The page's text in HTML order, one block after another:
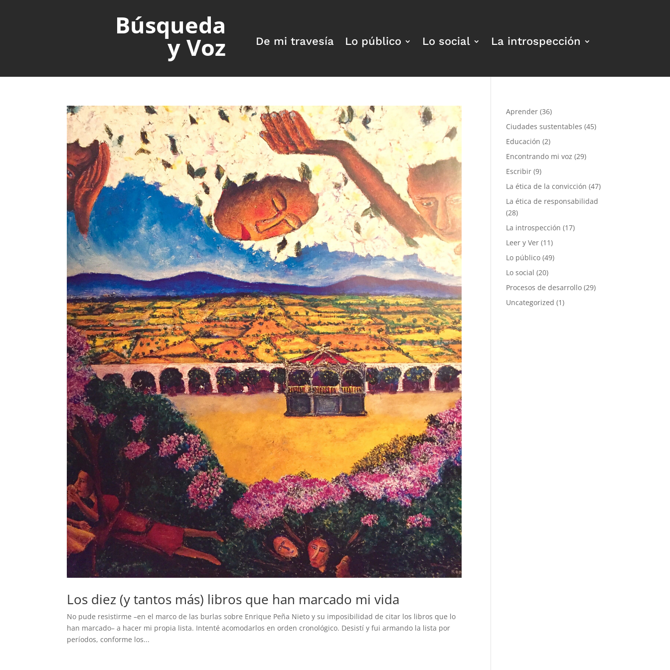
Búsqueda
y Voz De mi travesía Lo público Lo social La introspección
Los diez (y tantos más) libros que han marcado mi vida
No pude resistirme –en el marco de las burlas sobre Enrique Peña Nieto y su imposibilidad de citar los libros que lo
han marcado– a hacer mi propia lista. Intenté acomodarlos en orden cronológico. Desistí y fui armando la lista por
períodos, conforme los...
Aprender (36)
Ciudades sustentables (45)
Educación (2)
Encontrando mi voz (29)
Escribir (9)
La ética de la convicción (47)
La ética de responsabilidad
(28)
La introspección (17)
Leer y Ver (11)
Lo público (49)
Lo social (20)
Procesos de desarrollo (29)
Uncategorized (1)